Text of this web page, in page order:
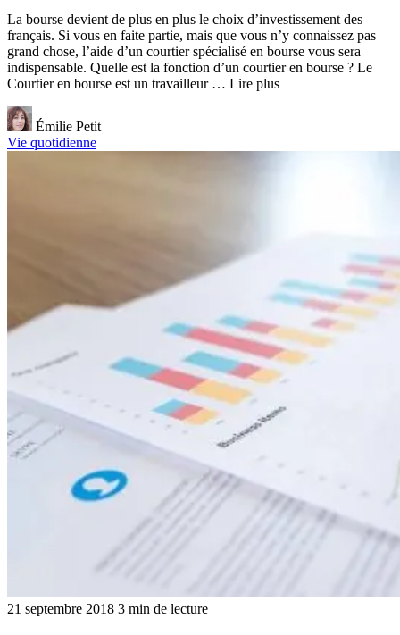
La bourse devient de plus en plus le choix d’investissement des
français. Si vous en faite partie, mais que vous n’y connaissez pas
grand chose, l’aide d’un courtier spécialisé en bourse vous sera
indispensable. Quelle est la fonction d’un courtier en bourse ? Le
Courtier en bourse est un travailleur … Lire plus
Émilie Petit
Vie quotidienne
21 septembre 2018 3 min de lecture